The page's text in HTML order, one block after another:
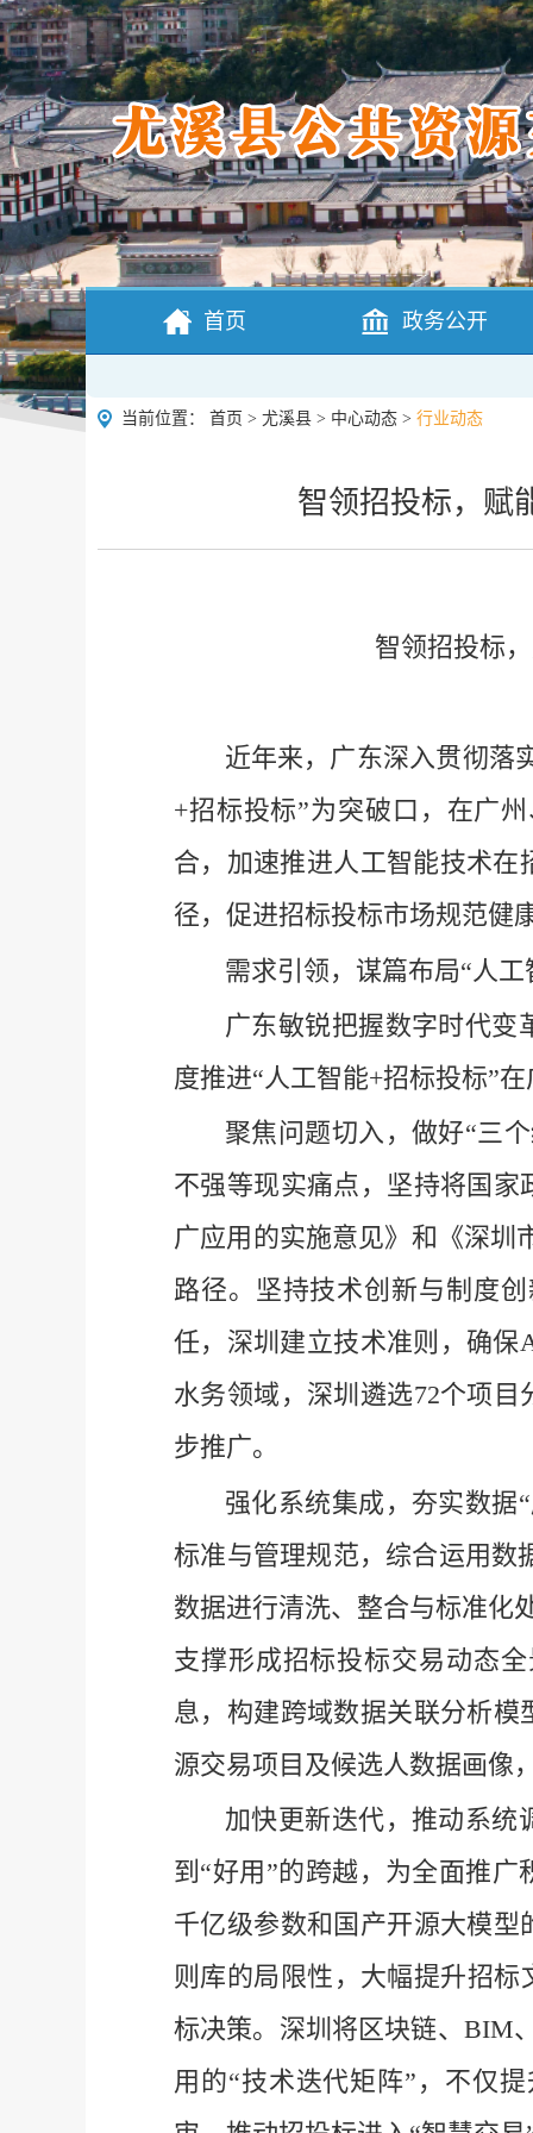
首页 政务公开
当前位置： 首页 > 尤溪县 > 中心动态 > 行业动态
智领招投标，赋
智领招投标
近年来，广东深入贯彻落
+招标投标”为突破口，在广
合，加速推进人工智能技术
径，促进招标投标市场规范健
需求引领，谋篇布局“人
广东敏锐把握数字时代变
度推进“人工智能+招标投标”
聚焦问题切入，做好“三
不强等现实痛点，坚持将国
广应用的实施意见》和《深圳
路径。坚持技术创新与制度
任，深圳建立技术准则，确
水务领域，深圳遴选72个项
步推广。
强化系统集成，夯实数据
标准与管理规范，综合运用数
数据进行清洗、整合与标准化
支撑形成招标投标交易动态
息，构建跨域数据关联分析
源交易项目及候选人数据画像
加快更新迭代，推动系统
到“好用”的跨越，为全面推广
千亿级参数和国产开源大模
则库的局限性，大幅提升招
标决策。深圳将区块链、BIM
用的“技术迭代矩阵”，不仅